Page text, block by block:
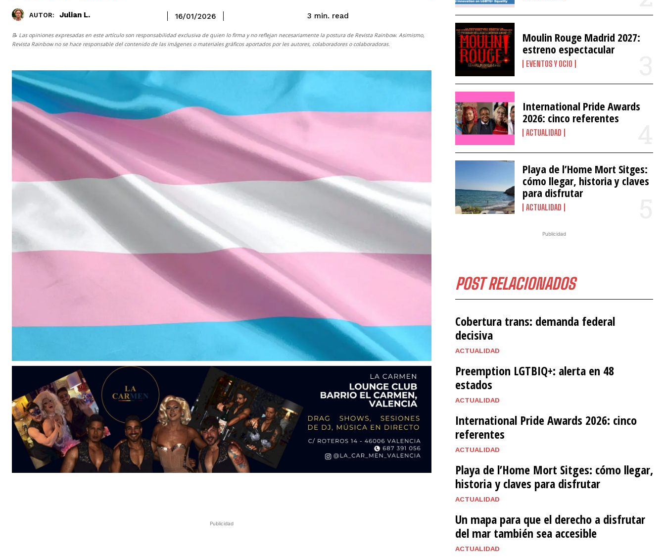
AUTOR: Julian L. 16/01/2026 3 min. read
📝 Las opiniones expresadas en este artículo son responsabilidad exclusiva de quien lo firma y no reflejan necesariamente la postura de Revista Rainbow. Asimismo,
Revista Rainbowno se hace responsable del contenido de las imágenes o materiales gráficos aportados por les autores, colaboradores o colaboradoras.
Publicidad
Moulin Rouge Madrid 2027:
estreno espectacular
EVENTOS Y OCIO
International Pride Awards
2026: cinco referentes
ACTUALIDAD
Playa de l’Home Mort Sitges:
cómo llegar, historia y claves
para disfrutar
ACTUALIDAD
Publicidad
POST RELACIONADOS
Cobertura trans: demanda federal
decisiva
ACTUALIDAD
Preemption LGTBIQ+: alerta en 48
estados
ACTUALIDAD
International Pride Awards 2026: cinco
referentes
ACTUALIDAD
Playa de l’Home Mort Sitges: cómo llegar,
historia y claves para disfrutar
ACTUALIDAD
Un mapa para que el derecho a disfrutar
del mar también sea accesible
ACTUALIDAD